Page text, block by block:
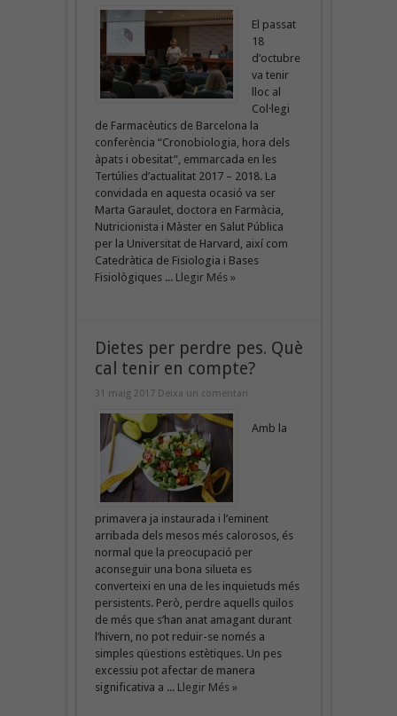
El passat
18
d’octubre
va tenir
lloc al
Col·legi
de Farmacèutics de Barcelona la
conferència “Cronobiologia, hora dels
àpats i obesitat”, emmarcada en les
Tertúlies d’actualitat 2017 – 2018. La
convidada en aquesta ocasió va ser
Marta Garaulet, doctora en Farmàcia,
Nutricionista i Màster en Salut Pública
per la Universitat de Harvard, així com
Catedràtica de Fisiologia i Bases
Fisiològiques ... Llegir Més »
Dietes per perdre pes. Què
cal tenir en compte?
31 maig 2017 Deixa un comentari
Amb la
primavera ja instaurada i l’eminent
arribada dels mesos més calorosos, és
normal que la preocupació per
aconseguir una bona silueta es
converteixi en una de les inquietuds més
persistents. Però, perdre aquells quilos
de més que s’han anat amagant durant
l’hivern, no pot reduir-se només a
simples qüestions estètiques. Un pes
excessiu pot afectar de manera
significativa a ... Llegir Més »